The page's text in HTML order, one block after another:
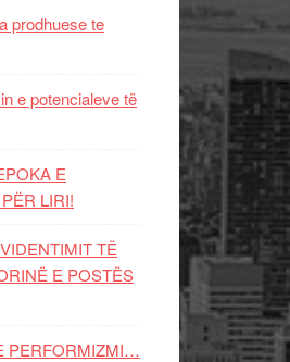
prodhuese te
e potencialeve të
E
LIRI!
TË
E POSTËS
PERFORMIZMI…